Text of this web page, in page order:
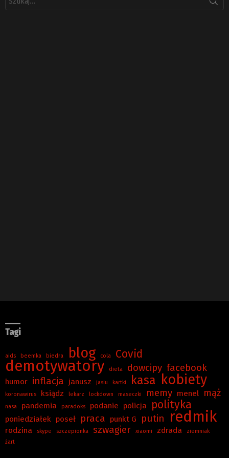
Tagi
aids beemka biedra blog cola Covid
demotywatory dieta dowcipy facebook
humor inflacja janusz jasiu kartki kasa kobiety
koronawirus ksiądz lekarz lockdown maseczki memy menel mąż
nasa pandemia paradoks podanie policja polityka
poniedziałek poseł praca punkt G putin redmik
rodzina skype szczepionka szwagier xiaomi zdrada
ziemniak
żart